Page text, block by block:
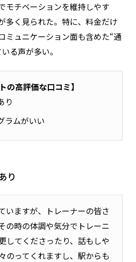
モチベーションを維持しやす
多く見られた。特に、料金だけ
ミュニケーション面も含めた“通
る声が多い。
の高評価な口コミ】
り
ラムがいい
り
いますが、トレーナーの皆さ
の時の体調や気分でトレーニ
してくださったり、話もしや
のってくれますし、駅からも